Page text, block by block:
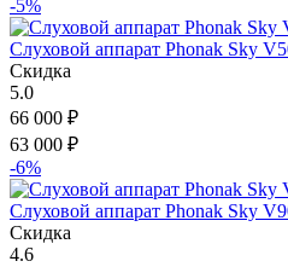
-5%
Слуховой аппарат Phonak Sky
Скидка
5.0
66 000 ₽
63 000 ₽
-6%
Слуховой аппарат Phonak Sky
Скидка
4.6